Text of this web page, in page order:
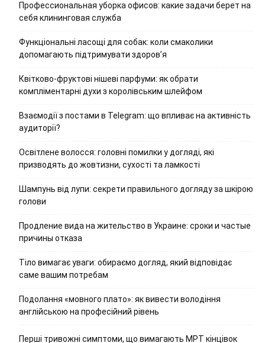
Профессиональная уборка офисов: какие задачи берет на
себя клининговая служба
Функціональні ласощі для собак: коли смаколики
допомагають підтримувати здоров’я
Квітково-фруктові нішеві парфуми: як обрати
компліментарні духи з королівським шлейфом
Взаємодії з постами в Telegram: що впливає на активність
аудиторії?
Освітлене волосся: головні помилки у догляді, які
призводять до жовтизни, сухості та ламкості
Шампунь від лупи: секрети правильного догляду за шкірою
голови
Продление вида на жительство в Украине: сроки и частые
причины отказа
Тіло вимагає уваги: обираємо догляд, який відповідає
саме вашим потребам
Подолання «мовного плато»: як вивести володіння
англійською на професійний рівень
Перші тривожні симптоми, що вимагають МРТ кінцівок